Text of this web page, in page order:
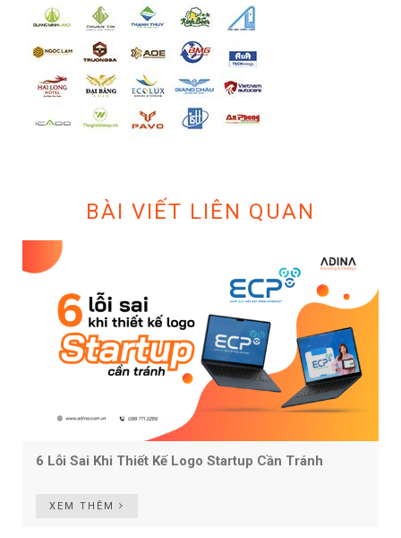
BÀI VIẾT LIÊN QUAN
6 Lỗi Sai Khi Thiết Kế Logo Startup Cần Tránh
XEM THÊM